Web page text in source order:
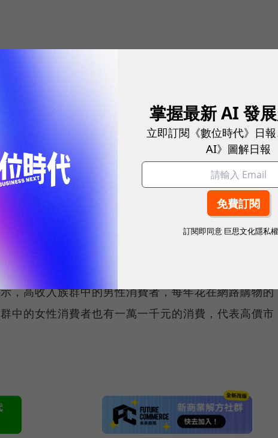
！主題店早已劃分出特定族群、特定商品，這群具
時增加他們之間的互動，將可順水推舟建立出具有黏
，將可吸引他們反覆消費，「運用社群力」將成為店
店長多半扮演該領域達人的角色，如Pixie會在部落
山東SANDON開設家族討論服飾潮流與搭配方法，酷
友單車裝修與規格，這都是達人所能造成社群凝聚力
養百樣網友，主流市場成形之後，帶動而起的網路購
烈的主題店。其中的經營關鍵，圍繞在產品吸睛力、
握此三力就可大膽提高售價。不要以為高價沒有市
，高收入族群中的男性消費者，每年花在網路購物的
中的女性消費者也有一萬一千元的消費，代表高價市
掌握最新 AI 發
立即訂閱《數位時代》日
AI》圖解日報
訂閱即同意 巨思文化隱私